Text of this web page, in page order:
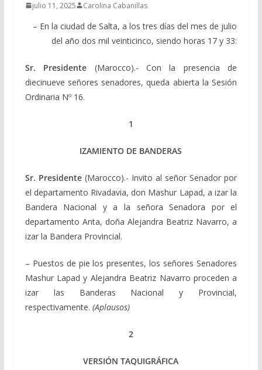
julio 11, 2025 Carolina Cabanillas
– En la ciudad de Salta, a los tres días del mes de julio
del año dos mil veinticinco, siendo horas 17 y 33:
Sr. Presidente (Marocco).- Con la presencia de
diecinueve señores senadores, queda abierta la Sesión
Ordinaria Nº 16.
1
IZAMIENTO DE BANDERAS
Sr. Presidente(Marocco).- Invito al señor Senador por
el departamento Rivadavia, don Mashur Lapad, a izar la
Bandera Nacional y a la señora Senadora por el
departamento Anta, doña Alejandra Beatriz Navarro, a
izar la Bandera Provincial.
– Puestos de pie los presentes, los señores Senadores
Mashur Lapad y Alejandra Beatriz Navarro proceden a
izar las Banderas Nacional y Provincial,
respectivamente. (Aplausos)
2
VERSIÓN TAQUIGRÁFICA